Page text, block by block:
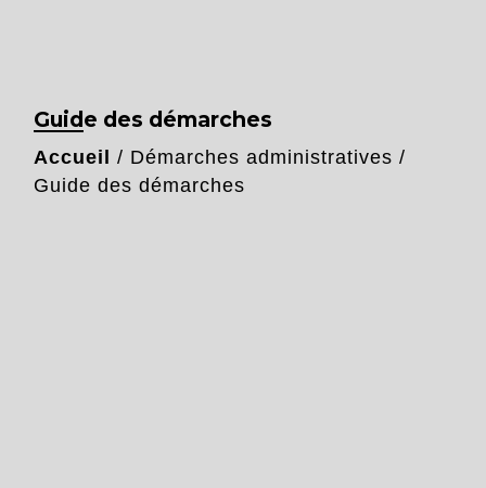
Guide des démarches
Accueil / Démarches administratives /
Guide des démarches